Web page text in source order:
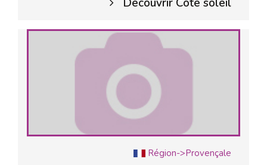
Région->Provençale